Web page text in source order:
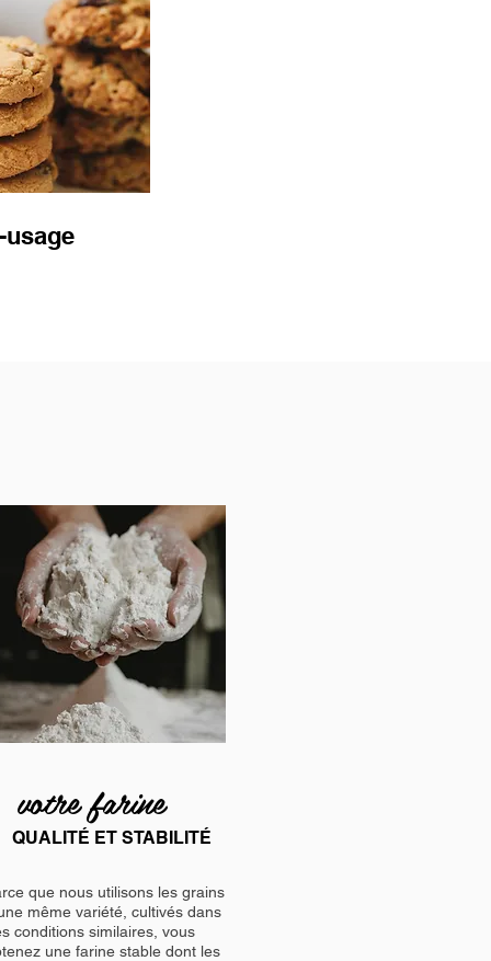
votre farine
QUALITÉ ET STABILITÉ
que nous utilisons les grains
même variété, cultivés dans
conditions similaires, vous
une farine stable dont les